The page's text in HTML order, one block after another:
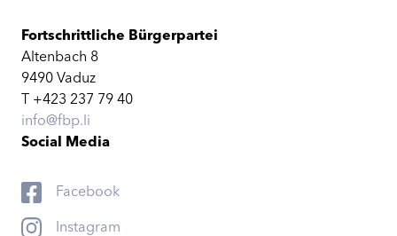
Fortschrittliche Bürgerpartei
Altenbach 8
9490 Vaduz
T +423 237 79 40
info@fbp.li
Social Media
Facebook
Instagram